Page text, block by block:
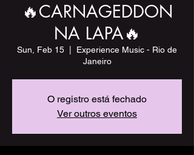
🔥CARNAGEDDON
NA LAPA🔥
Sun, Feb 15
Experience Music - Rio de
Janeiro
O registro está fechado
Ver outros eventos